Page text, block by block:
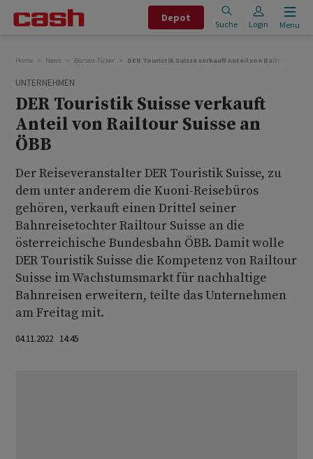
Depot
Suche Login Menu
Home News Börsen-Ticker DER Touristik Suisse verkauft Anteil von Railtour
UNTERNEHMEN
DER Touristik Suisse verkauft
Anteil von Railtour Suisse an
ÖBB
Der Reiseveranstalter DER Touristik Suisse, zu
dem unter anderem die Kuoni-Reisebüros
gehören, verkauft einen Drittel seiner
Bahnreisetochter Railtour Suisse an die
österreichische Bundesbahn ÖBB. Damit wolle
DER Touristik Suisse die Kompetenz von Railtour
Suisse im Wachstumsmarkt für nachhaltige
Bahnreisen erweitern, teilte das Unternehmen
am Freitag mit.
04.11.2022 14:45